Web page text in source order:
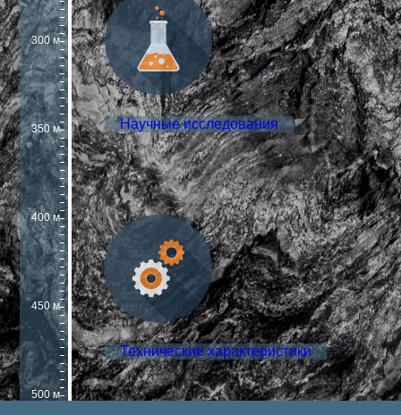
300 м
350 м
400 м
450 м
500 м
Научные исследования
Технические характеристики